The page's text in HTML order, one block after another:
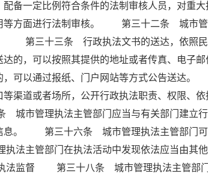
备一定比例符合条件的法制审核人员，对重
等方面进行法制审核。 第三十二条 城市管
。 第三十三条 行政执法文书的送达，依
达的，可以按照其提供的地址或者传真、电
，可以通过报纸、门户网站等方式公告送
渠道或者场所，公开行政执法职责、权限、依
管理执法主管部门应当与有关部门建立行
息。 第三十六条 城市管理执法主管部门可
主管部门在执法活动中发现依法应当由其他
法监督 第三十八条 城市管理执法主管部门